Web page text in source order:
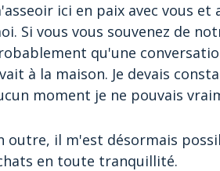
ici en paix avec vous
Si vous vous souvenez de
qu'une
à la maison. Je devais
moment je ne pouvais
outre, il m'est désormais
en toute tranquillité.